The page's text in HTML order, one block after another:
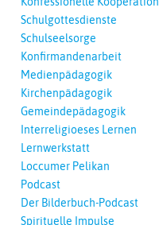
Schulgottesdienste
Schulseelsorge
Konfirmandenarbeit
Medienpädagogik
Kirchenpädagogik
Gemeindepädagogik
Interreligioeses Lernen
Lernwerkstatt
Loccumer Pelikan
Podcast
Der Bilderbuch-Podcast
Spirituelle Impulse